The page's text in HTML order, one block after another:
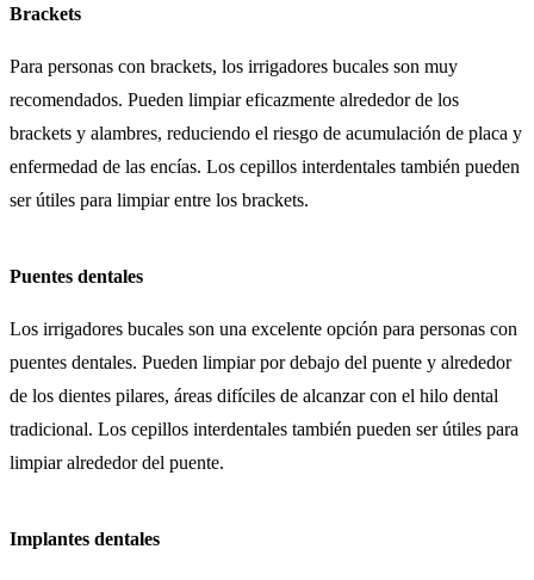
Brackets
Para personas con brackets, los irrigadores bucales son muy
recomendados. Pueden limpiar eficazmente alrededor de los
brackets y alambres, reduciendo el riesgo de acumulación de placa y
enfermedad de las encías. Los cepillos interdentales también pueden
ser útiles para limpiar entre los brackets.
Puentes dentales
Los irrigadores bucales son una excelente opción para personas con
puentes dentales. Pueden limpiar por debajo del puente y alrededor
de los dientes pilares, áreas difíciles de alcanzar con el hilo dental
tradicional. Los cepillos interdentales también pueden ser útiles para
limpiar alrededor del puente.
Implantes dentales